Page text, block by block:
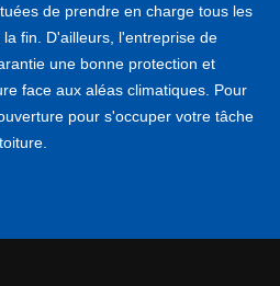
de prendre en charge tous les
fin. D'ailleurs, l'entreprise de
une bonne protection et
face aux aléas climatiques. Pour
pour s'occuper votre tâche